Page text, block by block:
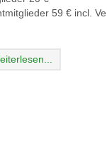
59 € incl.